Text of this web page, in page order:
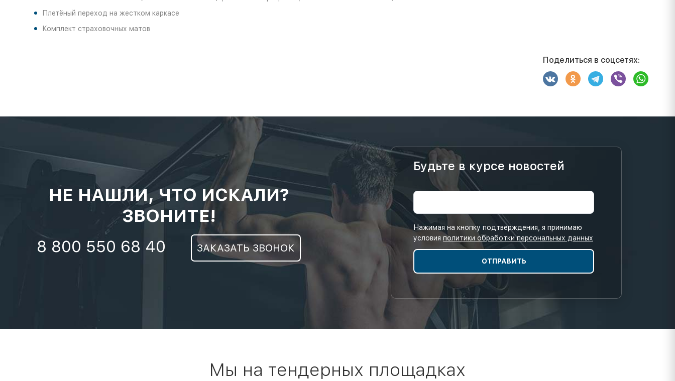
Плетёный переход на жестком каркасе
Комплект страховочных матов
Поделиться в соцсетях:
НЕ НАШЛИ, ЧТО ИСКАЛИ?
ЗВОНИТЕ!
8 800 550 68 40 ЗАКАЗАТЬ ЗВОНОК
Будьте в курсе новостей
Нажимая на кнопку подтверждения, я принимаю
условия политики обработки персональных данных
Мы на тендерных площадках